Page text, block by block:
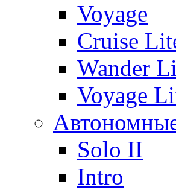
Voyage
Cruise
Wander
Voyage
Solo II
Intro